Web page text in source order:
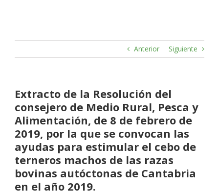
Anterior Siguiente
Extracto de la Resolución del
consejero de Medio Rural, Pesca y
Alimentación, de 8 de febrero de
2019, por la que se convocan las
ayudas para estimular el cebo de
terneros machos de las razas
bovinas autóctonas de Cantabria
en el año 2019.